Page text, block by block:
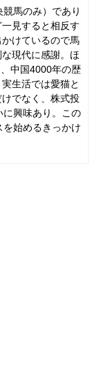
馬のみ）であり
見すると相反す
けているので馬
現代に感謝。ほ
中国4000年の歴
生活では愛猫と
でなく、株式投
に興味あり。この
始めるきっかけ